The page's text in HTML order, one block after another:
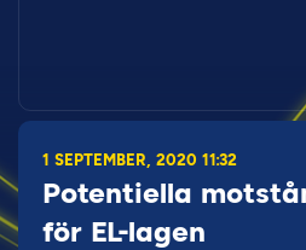
1 SEPTEMBER, 2020 11:32
Potentiella
för EL-lagen